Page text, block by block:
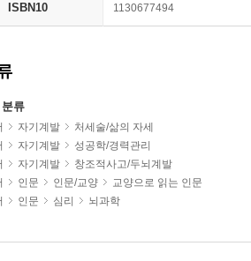
ISBN10 1130677494
류
자기계발
처세술/삶의 자세
자기계발
성공학/경력관리
자기계발
창조적사고/두뇌계발
인문 인문/교양
교양으로 읽는 인문
인문 심리 뇌과학